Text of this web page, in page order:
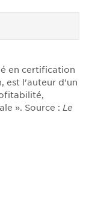
en certification
est l'auteur d'un
». Source : Le